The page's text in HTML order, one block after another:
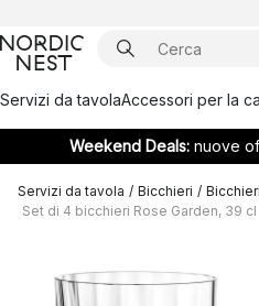
Servizi da tavolaAccessori per la
Weekend Deals: nuove
Servizi da tavola / Bicchieri /
Set di 4 bicchieri Rose Garden, 39 cl